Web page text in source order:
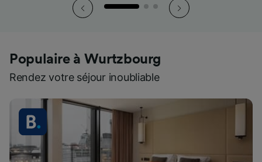
Populaire à Wurtzbourg
Rendez votre séjour inoubliable